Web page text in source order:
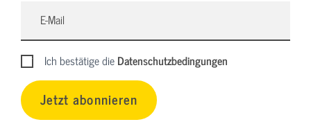
Ich bestätige dieDatenschutzbedingungen
Jetzt abonnieren